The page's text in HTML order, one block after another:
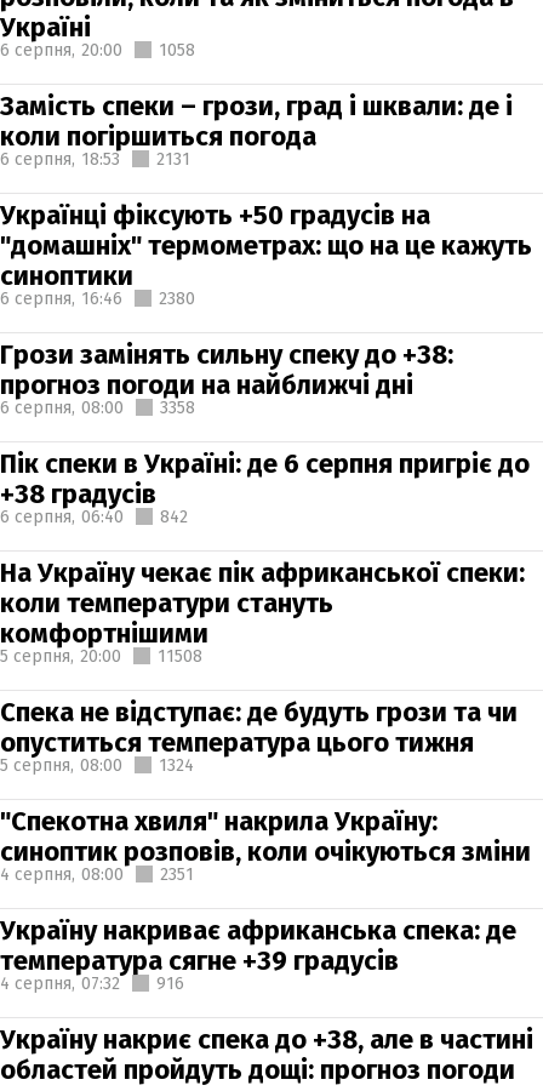
Україні
6 серпня, 20:00 1058
Замість спеки – грози, град і шквали: де і
коли погіршиться погода
6 серпня, 18:53 2131
Українці фіксують +50 градусів на
"домашніх" термометрах: що на це кажуть
синоптики
6 серпня, 16:46 2380
Грози замінять сильну спеку до +38:
прогноз погоди на найближчі дні
6 серпня, 08:00 3358
Пік спеки в Україні: де 6 серпня пригріє до
+38 градусів
6 серпня, 06:40 842
На Україну чекає пік африканської спеки:
коли температури стануть
комфортнішими
5 серпня, 20:00 11508
Спека не відступає: де будуть грози та чи
опуститься температура цього тижня
5 серпня, 08:00 1324
"Спекотна хвиля" накрила Україну:
синоптик розповів, коли очікуються зміни
4 серпня, 08:00 2351
Україну накриває африканська спека: де
температура сягне +39 градусів
4 серпня, 07:32 916
Україну накриє спека до +38, але в частині
областей пройдуть дощі: прогноз погоди